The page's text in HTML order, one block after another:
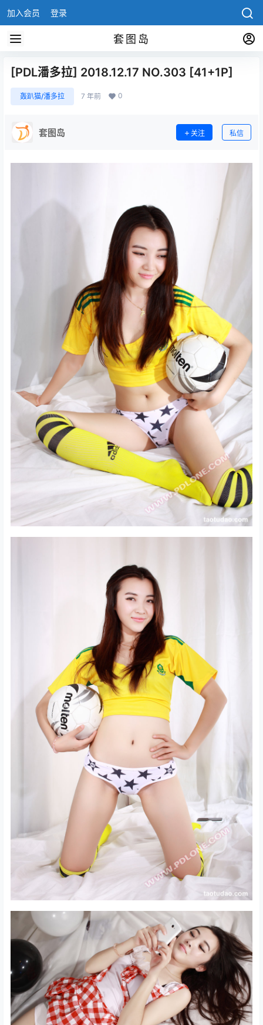
加入会员 登录
套图岛
[PDL潘多拉] 2018.12.17 NO.303 [41+1P]
轰趴猫/潘多拉 7 年前 0
套图岛 关注 私信